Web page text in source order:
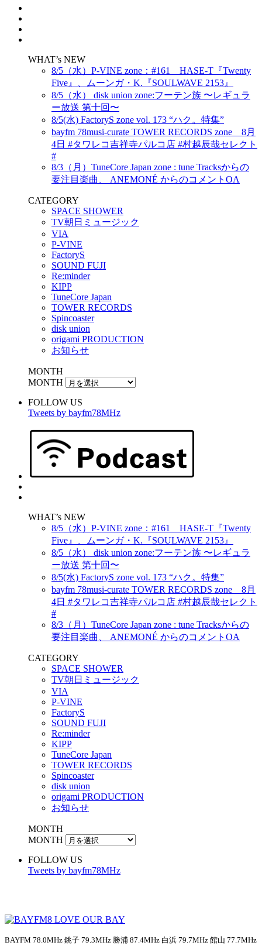
WHAT’s NEW
8/5（水）P-VINE zone：#161 HASE-T『Twenty
Five』、ムーンガ・K.『SOULWAVE 2153』
8/5（水） disk union zone:フーテン族 〜レギュラ
ー放送 第十回〜
8/5(水) FactoryS zone vol. 173 “ハク。特集”
bayfm 78musi-curate TOWER RECORDS zone 8月
4日 #タワレコ吉祥寺パルコ店 #村越辰哉セレクト
#
8/3（月）TuneCore Japan zone : tune Tracksからの
要注目楽曲、 ANEMONÉ からのコメントOA
CATEGORY
SPACE SHOWER
TV朝日ミュージック
VIA
P-VINE
FactoryS
SOUND FUJI
Re:minder
KIPP
TuneCore Japan
TOWER RECORDS
Spincoaster
disk union
origami PRODUCTION
お知らせ
MONTH
MONTH
FOLLOW US
Tweets by bayfm78MHz
WHAT’s NEW
8/5（水）P-VINE zone：#161 HASE-T『Twenty
Five』、ムーンガ・K.『SOULWAVE 2153』
8/5（水） disk union zone:フーテン族 〜レギュラ
ー放送 第十回〜
8/5(水) FactoryS zone vol. 173 “ハク。特集”
bayfm 78musi-curate TOWER RECORDS zone 8月
4日 #タワレコ吉祥寺パルコ店 #村越辰哉セレクト
#
8/3（月）TuneCore Japan zone : tune Tracksからの
要注目楽曲、 ANEMONÉ からのコメントOA
CATEGORY
SPACE SHOWER
TV朝日ミュージック
VIA
P-VINE
FactoryS
SOUND FUJI
Re:minder
KIPP
TuneCore Japan
TOWER RECORDS
Spincoaster
disk union
origami PRODUCTION
お知らせ
MONTH
MONTH
FOLLOW US
Tweets by bayfm78MHz
BAYFM 78.0MHz 銚子 79.3MHz 勝浦 87.4MHz 白浜 79.7MHz 館山 77.7MHz